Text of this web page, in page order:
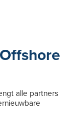
alle partners